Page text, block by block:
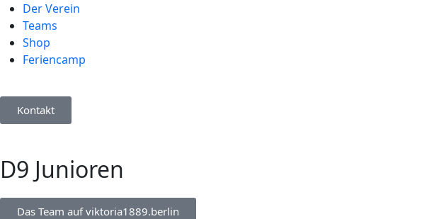
Der Verein
Teams
Shop
Feriencamp
Kontakt
D9 Junioren
Das Team auf viktoria1889.berlin